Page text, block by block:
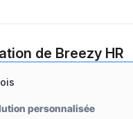
de Breezy HR
personnalisée